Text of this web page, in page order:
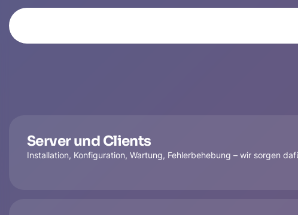
Server und Clients
Installation, Konfiguration, Wartung, Fehlerbehebung – wir sorgen